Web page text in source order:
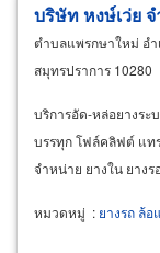
บริษัท หงษ์เว่ย
ตำบลแพรกษาใหม่ อำ
สมุทรปราการ 10280
บริการอัด-หล่อยางระ
บรรทุก โฟล์คลิฟต์ แท
จำหน่าย ยางใน ยางร
หมวดหมู่ : ยางรถ ล้